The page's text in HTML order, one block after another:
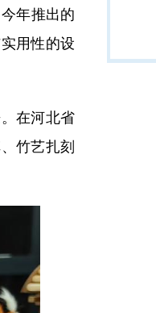
年推出的
用性的设
在河北省
竹艺扎刻